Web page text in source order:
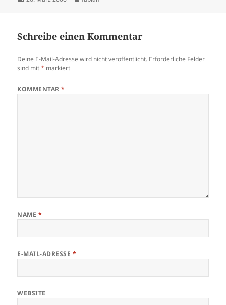
Schreibe einen Kommentar
Deine E-Mail-Adresse wird nicht veröffentlicht. Erforderliche Felder
sind mit* markiert
KOMMENTAR*
NAME *
E-MAIL-ADRESSE *
WEBSITE